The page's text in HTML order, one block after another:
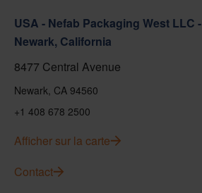
USA - Nefab Packaging West LLC -
Newark, California
8477 Central Avenue
Newark, CA 94560
+1 408 678 2500
Afficher sur la carte
Contact